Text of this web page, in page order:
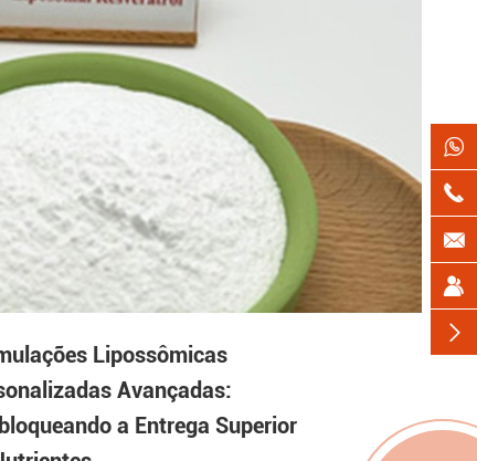
Lipossômicas
Avançadas:
a Entrega Superior




